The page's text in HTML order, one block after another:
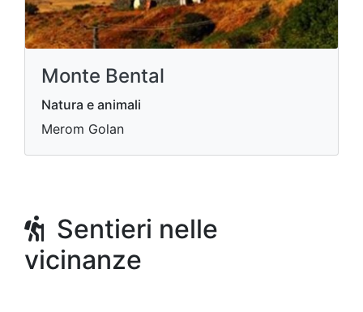
Monte Bental
Natura e animali
Merom Golan
Sentieri nelle
vicinanze